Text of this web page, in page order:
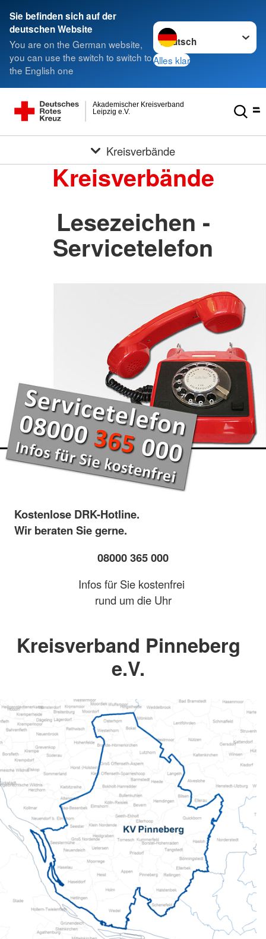
Sie befinden sich auf der
deutschen Website
You are on the German website,
you can use the switch to switch to
the English one
Sprache wechseln zu
Alles klar
Leipzig e.V.
Akademischer Kreisverband
Kreisverbände
Kreisverbände
Lesezeichen -
Servicetelefon
Kostenlose DRK-Hotline.
Wir beraten Sie gerne.
08000 365 000
Infos für Sie kostenfrei
rund um die Uhr
Kreisverband Pinneberg
e.V.